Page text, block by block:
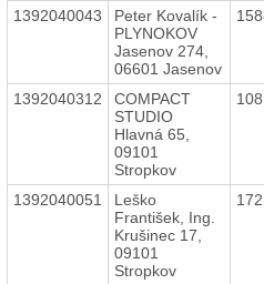
1392040043
Peter Kovalík -
PLYNOKOV
Jasenov 274,
06601 Jasenov
1392040312
COMPACT
STUDIO
Hlavná 65,
09101
Stropkov
1392040051
Leško
František, Ing.
Krušinec 17,
09101
Stropkov